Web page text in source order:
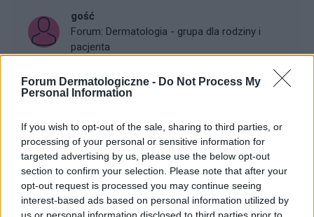
Forum Dermatologiczne - Do Not Process My
Personal Information
If you wish to opt-out of the sale, sharing to third parties, or
processing of your personal or sensitive information for
targeted advertising by us, please use the below opt-out
section to confirm your selection. Please note that after your
opt-out request is processed you may continue seeing
interest-based ads based on personal information utilized by
us or personal information disclosed to third parties prior to
gość
Forum: Dermatologia - grupa dla rodziny i
pacjenta
Warszawa dermatolog
Warszawie najlepiej w rozsądnych cenach
gość
Forum: Dermatologia - grupa dla rodziny i
pacjenta